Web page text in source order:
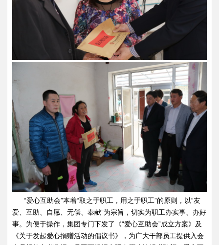
“爱心互助会”本着“取之于职工，用之于职工”的原则，以“友
爱、互助、自愿、无偿、奉献”为宗旨，切实为职工办实事、办好
事。为便于操作，集团专门下发了《“爱心互助会”成立方案》及
《关于发起爱心捐赠活动的倡议书》，为广大干部员工提供入会